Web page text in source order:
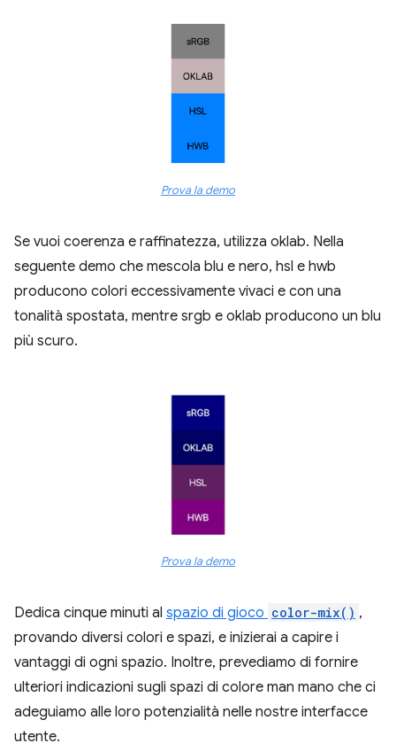
Prova la demo
Se vuoi coerenza e raffinatezza, utilizza oklab. Nella
seguente demo che mescola blu e nero, hsl e hwb
producono colori eccessivamente vivaci e con una
tonalità spostata, mentre srgb e oklab producono un blu
più scuro.
Prova la demo
Dedica cinque minuti al spazio di gioco color-mix() ,
provando diversi colori e spazi, e inizierai a capire i
vantaggi di ogni spazio. Inoltre, prevediamo di fornire
ulteriori indicazioni sugli spazi di colore man mano che ci
adeguiamo alle loro potenzialità nelle nostre interfacce
utente.